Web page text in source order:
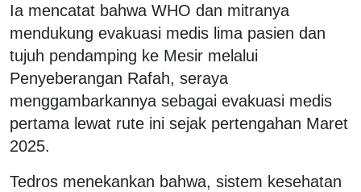
Ia mencatat bahwa WHO dan mitranya
mendukung evakuasi medis lima pasien dan
tujuh pendamping ke Mesir melalui
Penyeberangan Rafah, seraya
menggambarkannya sebagai evakuasi medis
pertama lewat rute ini sejak pertengahan Maret
2025.
Tedros menekankan bahwa, sistem kesehatan